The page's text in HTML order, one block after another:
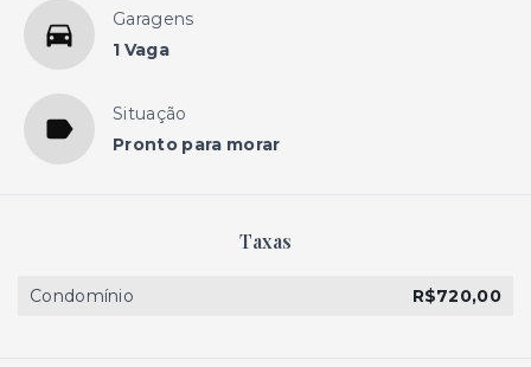
Garagens
1 Vaga
Situação
Pronto para morar
Taxas
Condomínio R$720,00